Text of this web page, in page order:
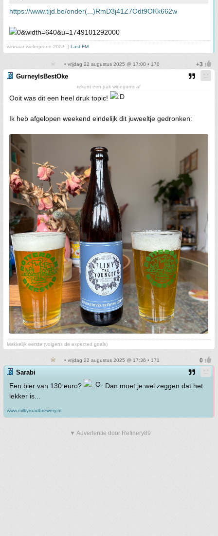
https://www.tijd.be/onder(...)RmD3j41Z7Odt9OKk662w
winnaar wielerprono 2007 :) Last.FM
• vrijdag 22 augustus 2025 @ 17:00 • 170
GurneyIsBestOke
rekent een pak winegums af
Ooit was dit een heel druk topic!
Ik heb afgelopen weekend eindelijk dit juweeltje gedronken:
Makkelijk eerste (volgens de expected goals)
• vrijdag 22 augustus 2025 @ 17:36 • 171
Sarabi
Een bier van 130 euro?
Dan moet je wel zeggen dat het
lekker is...
www.milkyroadbrewery.nl
▼ Advertentie door Refinery89